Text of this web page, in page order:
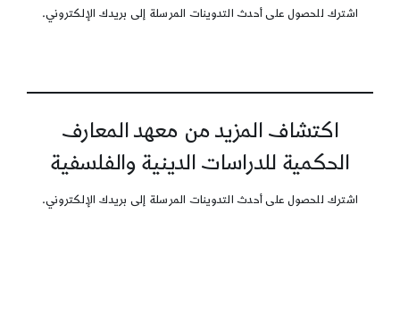
اشترك للحصول على أحدث التدوينات المرسلة إلى بريدك الإلكتروني.
اكتشاف المزيد من معهد المعارف
الحكمية للدراسات الدينية والفلسفية
اشترك للحصول على أحدث التدوينات المرسلة إلى بريدك الإلكتروني.